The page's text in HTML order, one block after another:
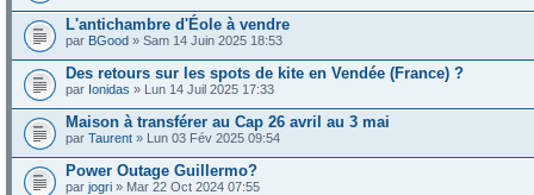
L'antichambre d'Éole à vendre
par BGood » Sam 14 Juin 2025 18:53
Des retours sur les spots de kite en Vendée (France) ?
par Ionidas » Lun 14 Juil 2025 17:33
Maison à transférer au Cap 26 avril au 3 mai
par Taurent » Lun 03 Fév 2025 09:54
Power Outage Guillermo?
par jogri » Mar 22 Oct 2024 07:55